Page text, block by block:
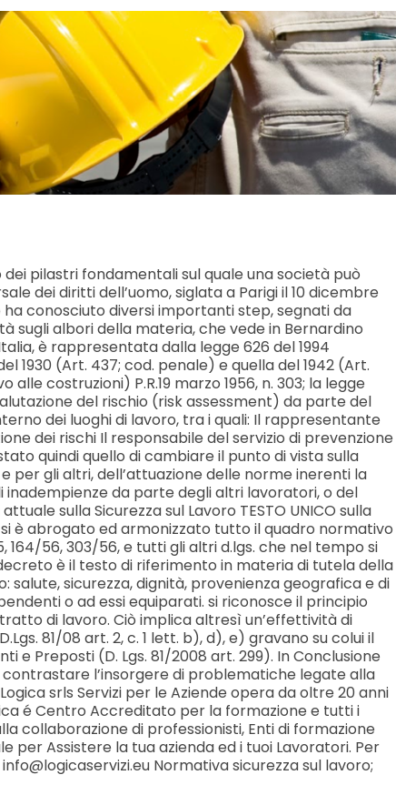
pilastri fondamentali sul quale una società può
dei diritti dell’uomo, siglata a Parigi il 10 dicembre
conosciuto diversi importanti step, segnati da
sugli albori della materia, che vede in Bernardino
è rappresentata dalla legge 626 del 1994
1930 (Art. 437; cod. penale) e quella del 1942 (Art.
alle costruzioni) P.R.19 marzo 1956, n. 303; la legge
del rischio (risk assessment) da parte del
dei luoghi di lavoro, tra i quali: Il rappresentante
dei rischi Il responsabile del servizio di prevenzione
quindi quello di cambiare il punto di vista sulla
per gli altri, dell’attuazione delle norme inerenti la
inadempienze da parte degli altri lavoratori, o del
sulla Sicurezza sul Lavoro TESTO UNICO sulla
si è abrogato ed armonizzato tutto il quadro normativo
164/56, 303/56, e tutti gli altri d.lgs. che nel tempo si
è il testo di riferimento in materia di tutela della
sicurezza, dignità, provenienza geografica e di
o ad essi equiparati. si riconosce il principio
di lavoro. Ciò implica altresì un’effettività di
81/08 art. 2, c. 1 lett. b), d), e) gravano su colui il
Preposti (D. Lgs. 81/2008 art. 299). In Conclusione
l’insorgere di problematiche legate alla
srls Servizi per le Aziende opera da oltre 20 anni
é Centro Accreditato per la formazione e tutti i
collaborazione di professionisti, Enti di formazione
Assistere la tua azienda ed i tuoi Lavoratori. Per
Normativa sicurezza sul lavoro;